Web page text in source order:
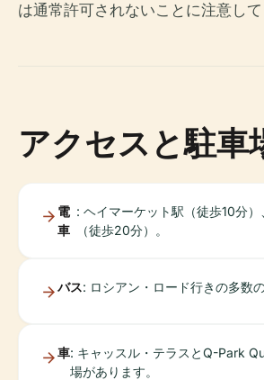
は通常許可されないことに注意して
アクセスと駐車
電
車
: ヘイマーケット駅（徒歩10分
（徒歩20分）。
バス: ロシアン・ロード行きの多数
車: キャッスル・テラスとQ-Park
場があります。